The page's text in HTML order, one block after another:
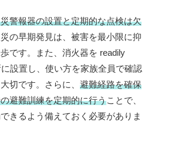
警報器の設置と定期的な点検は欠
の早期発見は、被害を最小限に抑
です。また、消火器を readily
設置し、使い方を家族全員で確認
切です。さらに、 避難経路を確保
避難訓練を定期的に行うことで、
きるよう備えておく必要がありま